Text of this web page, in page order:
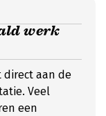
werk
direct aan de
Veel
een